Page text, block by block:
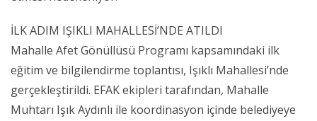
İLK ADIM IŞIKLI MAHALLESİ’NDE ATILDI
Mahalle Afet Gönüllüsü Programı kapsamındaki ilk
eğitim ve bilgilendirme toplantısı, Işıklı Mahallesi’nde
gerçekleştirildi. EFAK ekipleri tarafından, Mahalle
Muhtarı Işık Aydınlı ile koordinasyon içinde belediyeye